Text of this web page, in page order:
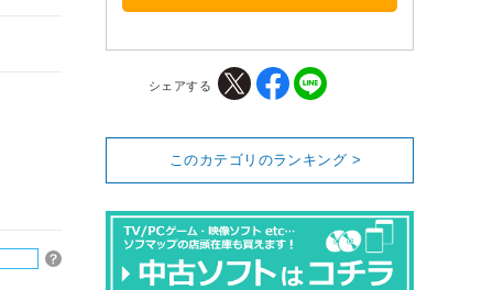
シェアする
このカテゴリのランキング >